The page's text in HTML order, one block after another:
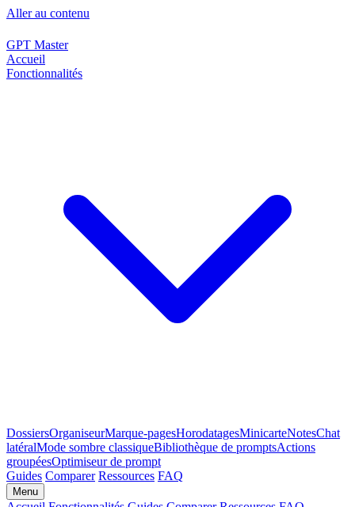
Aller au contenu
GPT Master
Accueil
Fonctionnalités
DossiersOrganiseurMarque-pagesHorodatagesMinicarteNotesChat
latéralMode sombre classiqueBibliothèque de promptsActions
groupéesOptimiseur de prompt
Guides Comparer Ressources FAQ
Menu